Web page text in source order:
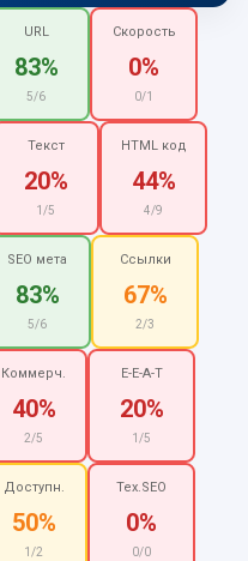
URL
83%
5/6
Скорость
0%
0/1
Текст
20%
1/5
HTML код
44%
4/9
SEO мета
83%
5/6
Ссылки
67%
2/3
Коммерч.
40%
2/5
E-E-A-T
20%
1/5
Доступн.
50%
1/2
Тех.SEO
0%
0/0